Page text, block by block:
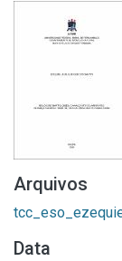
Arquivos
Data